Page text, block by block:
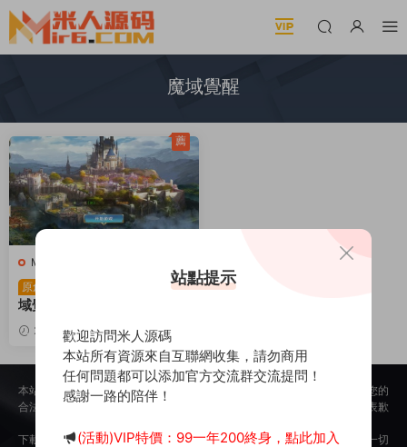
魔域覺醒
M-魔域
原創
稀有RPG魔幻手遊【魔
域覺醒之幻獸歸來神界元素
跨服完整版】Linux手工服務
端+代理後台+GM授權後台
+安卓蘋果雙端+視頻架設教
2024-07-04
1.73k
30
薦
本站所提供的内容均來自公開網絡收集、轉發、二次開發而來，若侵犯了您的
合法權益，請來信通知我們，我們會及時删除，給您帶來的不便，我們深表歉
下載用戶僅供學習交流，若使用商業用途，請購買正版授權，否則産生的一切
站點提示
歡迎訪問米人源碼
本站所有資源來自互聯網收集，請勿商用
任何問題都可以添加官方交流群交流提問！
感謝一路的陪伴！
(活動)VIP特價：99一年200終身，點此加入